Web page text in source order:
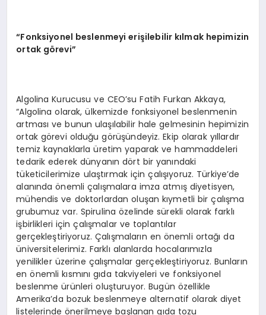
“Fonksiyonel beslenmeyi erişilebilir kılmak hepimizin
ortak görevi”
Algolina Kurucusu ve CEO’su Fatih Furkan Akkaya,
“Algolina olarak, ülkemizde fonksiyonel beslenmenin
artması ve bunun ulaşılabilir hale gelmesinin hepimizin
ortak görevi olduğu görüşündeyiz. Ekip olarak yıllardır
temiz kaynaklarla üretim yaparak ve hammaddeleri
tedarik ederek dünyanın dört bir yanındaki
tüketicilerimize ulaştırmak için çalışıyoruz. Türkiye’de
alanında önemli çalışmalara imza atmış diyetisyen,
mühendis ve doktorlardan oluşan kıymetli bir çalışma
grubumuz var. Spirulina özelinde sürekli olarak farklı
işbirlikleri için çalışmalar ve toplantılar
gerçekleştiriyoruz. Çalışmaların en önemli ortağı da
üniversitelerimiz. Farklı alanlarda hocalarımızla
yenilikler üzerine çalışmalar gerçekleştiriyoruz. Bunların
en önemli kısmını gıda takviyeleri ve fonksiyonel
beslenme ürünleri oluşturuyor. Bugün özellikle
Amerika’da bozuk beslenmeye alternatif olarak diyet
listelerinde önerilmeye başlanan gıda tozu